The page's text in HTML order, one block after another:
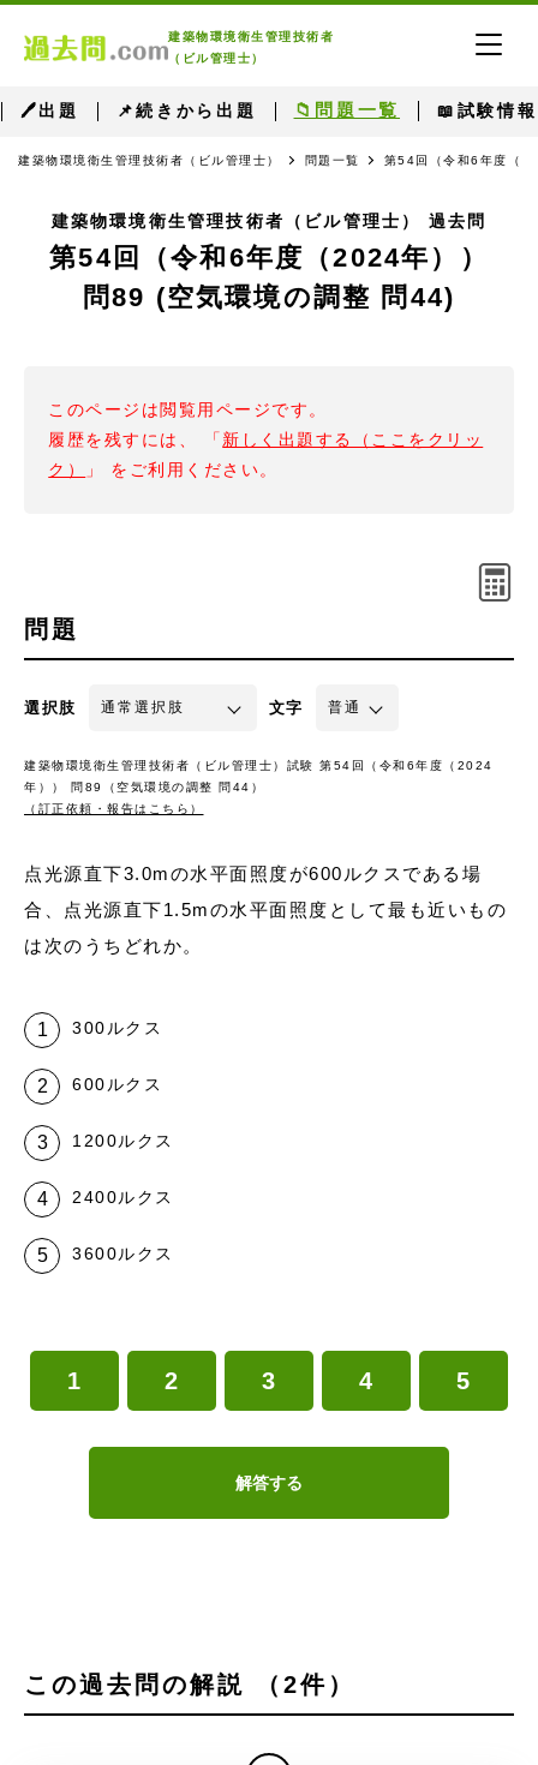
建築物環境衛生管理技術者
（ビル管理士）
🖊出題 📌続きから出題 📁問題一覧 📖試験情報
建築物環境衛生管理技術者（ビル管理士） 問題一覧 第54回（令和6年度（
建築物環境衛生管理技術者（ビル管理士） 過去問
第54回（令和6年度（2024年））
問89 (空気環境の調整 問44)
このページは閲覧用ページです。
履歴を残すには、 「 新しく出題する（ここをクリッ
ク）
」 をご利用ください。
問題
選択肢 文字
建築物環境衛生管理技術者（ビル管理士）試験 第54回（令和6年度（2024
年）） 問89（空気環境の調整 問44）
（訂正依頼・報告はこちら）
点光源直下3.0mの水平面照度が600ルクスである場
合、点光源直下1.5mの水平面照度として最も近いもの
は次のうちどれか。
300ルクス
600ルクス
1200ルクス
2400ルクス
3600ルクス
1 2 3 4 5
解答する
この過去問の解説 （2件）